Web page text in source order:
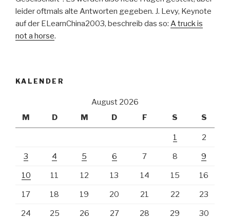
leider oftmals alte Antworten gegeben. J. Levy, Keynote
auf der ELearnChina2003, beschreib das so: A truck is
not a horse.
KALENDER
August 2026
M
D M D F S S
1 2
3 4 5 6 7 8 9
10 11 12 13 14 15 16
17 18 19 20 21 22 23
24 25 26 27 28 29 30